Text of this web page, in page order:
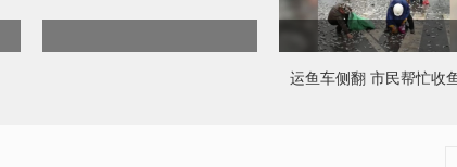
运鱼车侧翻 市民帮忙收